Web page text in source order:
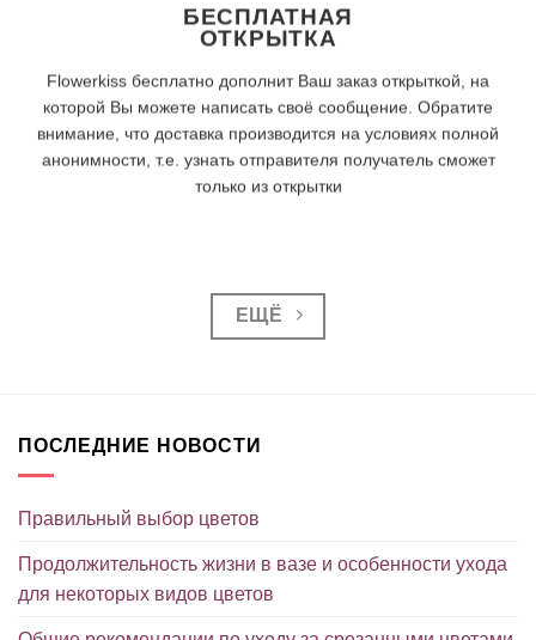
БЕСПЛАТНАЯ
ОТКРЫТКА
Flowerkiss бесплатно дополнит Ваш заказ открыткой, на
которой Вы можете написать своё сообщение. Обратите
внимание, что доставка производится на условиях полной
анонимности, т.е. узнать отправителя получатель сможет
только из открытки
ЕЩЁ
ПОСЛЕДНИЕ НОВОСТИ
Правильный выбор цветов
Продолжительность жизни в вазе и особенности ухода
для некоторых видов цветов